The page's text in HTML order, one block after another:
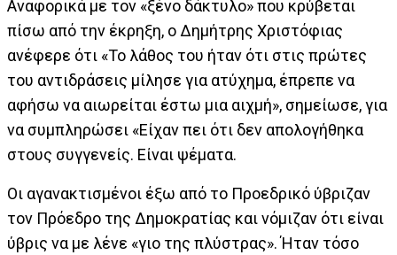
Αναφορικά με τον «ξένο δάκτυλο» που κρύβεται
πίσω από την έκρηξη, ο Δημήτρης Χριστόφιας
ανέφερε ότι «Το λάθος του ήταν ότι στις πρώτες
του αντιδράσεις μίλησε για ατύχημα, έπρεπε να
αφήσω να αιωρείται έστω μια αιχμή», σημείωσε, για
να συμπληρώσει «Είχαν πει ότι δεν απολογήθηκα
στους συγγενείς. Είναι ψέματα.
Οι αγανακτισμένοι έξω από το Προεδρικό ύβριζαν
τον Πρόεδρο της Δημοκρατίας και νόμιζαν ότι είναι
ύβρις να με λένε «γιο της πλύστρας». Ήταν τόσο